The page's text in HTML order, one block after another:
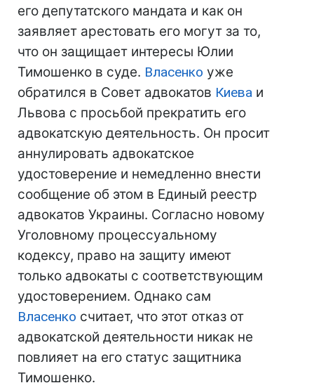
его депутатского мандата и как он
заявляет арестовать его могут за то,
что он защищает интересы Юлии
Тимошенко в суде. Власенко уже
обратился в Совет адвокатов Киева и
Львова с просьбой прекратить его
адвокатскую деятельность. Он просит
аннулировать адвокатское
удостоверение и немедленно внести
сообщение об этом в Единый реестр
адвокатов Украины. Согласно новому
Уголовному процессуальному
кодексу, право на защиту имеют
только адвокаты с соответствующим
удостоверением. Однако сам
Власенко считает, что этот отказ от
адвокатской деятельности никак не
повлияет на его статус защитника
Тимошенко.